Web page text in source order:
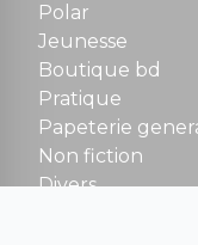
Fermé le
NOUS
contact@la-
Polar
Jeunesse
Boutique bd
Pratique
Papeterie
Non fiction
Divers